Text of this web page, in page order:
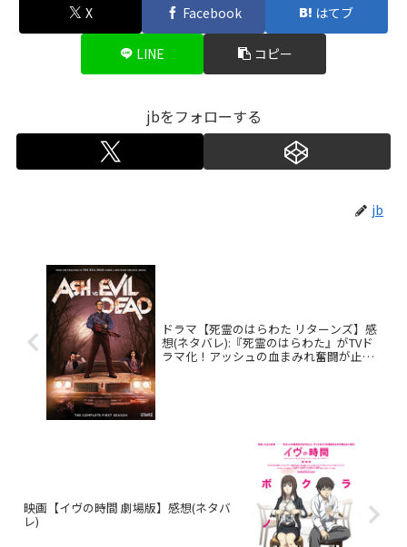
X Facebook はてブ
LINE コピー
jbをフォローする
jb
ドラマ【死霊のはらわた リターンズ】感
想(ネタバレ):『死霊のはらわた』がTVド
ラマ化！アッシュの血まみれ奮闘が止ま
映画【イヴの時間 劇場版】感想(ネタバ
レ)